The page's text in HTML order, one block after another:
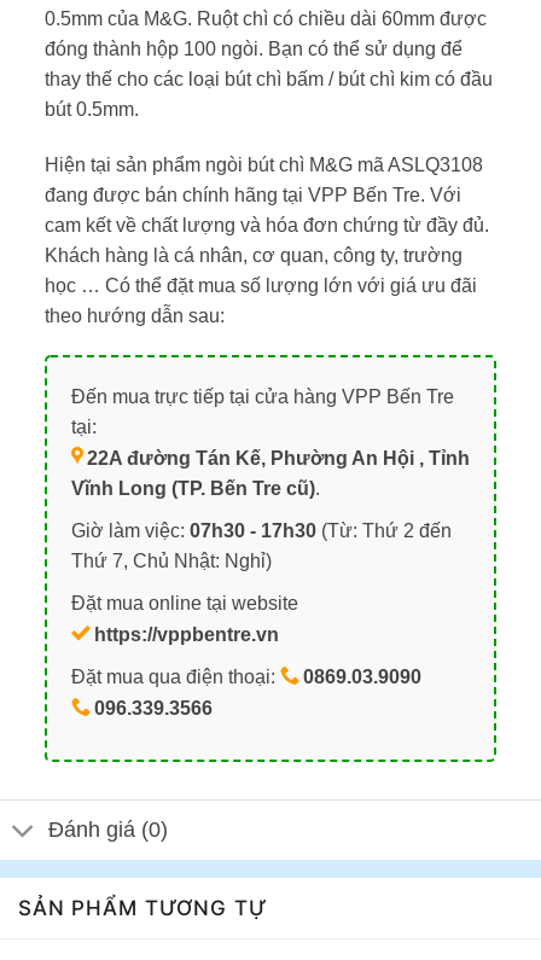
0.5mm của M&G. Ruột chì có chiều dài 60mm được
đóng thành hộp 100 ngòi. Bạn có thể sử dụng để
thay thế cho các loại bút chì bấm / bút chì kim có đầu
bút 0.5mm.
Hiện tại sản phẩm ngòi bút chì M&G mã ASLQ3108
đang được bán chính hãng tại VPP Bến Tre. Với
cam kết về chất lượng và hóa đơn chứng từ đầy đủ.
Khách hàng là cá nhân, cơ quan, công ty, trường
học … Có thể đặt mua số lượng lớn với giá ưu đãi
theo hướng dẫn sau:
Đến mua trực tiếp tại cửa hàng VPP Bến Tre
tại:
22A đường Tán Kế, Phường An Hội , Tỉnh
Vĩnh Long (TP. Bến Tre cũ).
Giờ làm việc: 07h30 - 17h30(Từ: Thứ 2 đến
Thứ 7, Chủ Nhật: Nghỉ)
Đặt mua online tại website
https://vppbentre.vn
Đặt mua qua điện thoại:
0869.03.9090
096.339.3566
Đánh giá (0)
SẢN PHẨM TƯƠNG TỰ